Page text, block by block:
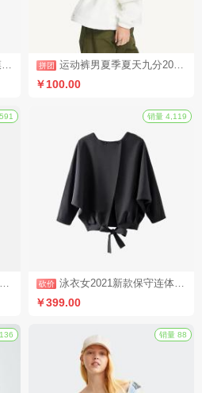
Lilylikes白鸭绒高充绒保暖覆膜工艺防风防水大廓形羽绒服冬季女（多规格）
拼团
运动裤男夏季夏天九分2021新款冰丝薄款速干裤男士夏裤休闲长裤子（拼团活动1）
￥100.00
泳衣女2021新款保守连体遮肚显瘦性感小胸聚拢加大码泡温泉游泳衣（砍价活动2）
￥399.00